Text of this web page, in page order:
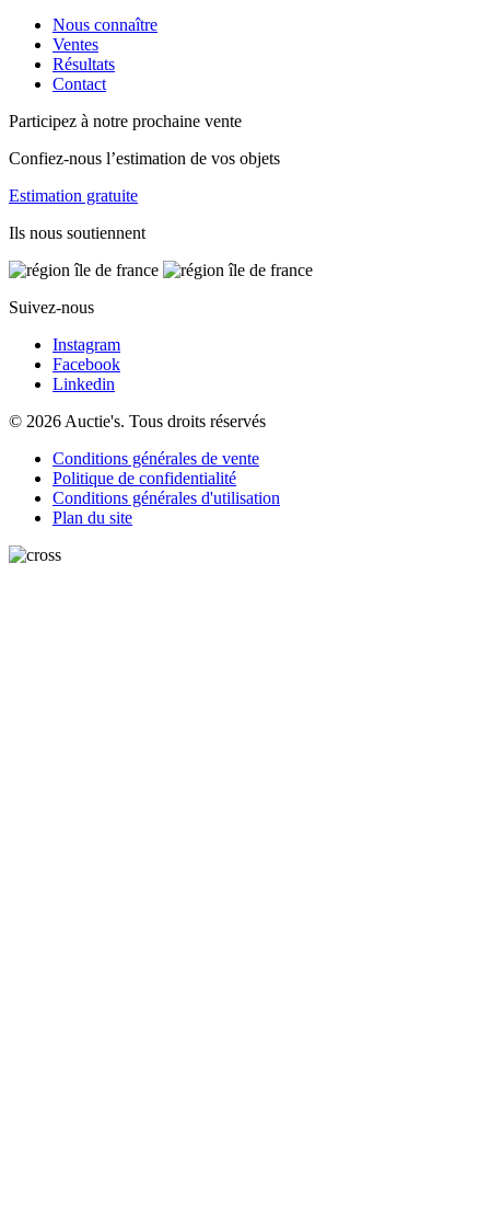
Nous connaître
Ventes
Résultats
Contact
Participez à notre prochaine vente
Confiez-nous l’estimation de vos objets
Estimation gratuite
Ils nous soutiennent
Suivez-nous
Instagram
Facebook
Linkedin
© 2026 Auctie's. Tous droits réservés
Conditions générales de vente
Politique de confidentialité
Conditions générales d'utilisation
Plan du site